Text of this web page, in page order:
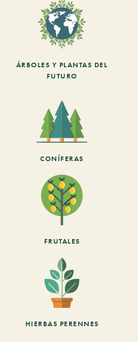
ÁRBOLES Y PLANTAS DEL
FUTURO
CONÍFERAS
FRUTALES
HIERBAS PERENNES